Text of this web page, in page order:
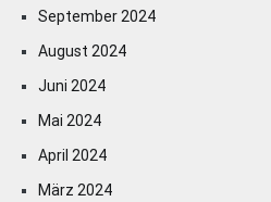
September 2024
August 2024
Juni 2024
Mai 2024
April 2024
März 2024